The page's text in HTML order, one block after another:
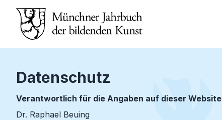
Datenschutz
Verantwortlich für die Angaben auf dieser Website
Dr. Raphael Beuing